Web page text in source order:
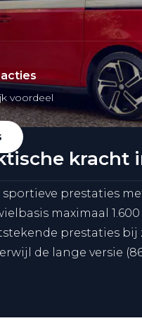
voordeel
sportieve prestaties
maximaal
prestaties bij
de lange versie